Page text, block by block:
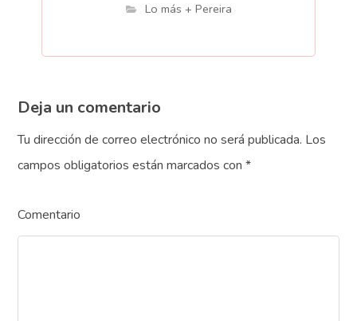
Lo más + Pereira
Deja un comentario
Tu dirección de correo electrónico no será publicada. Los
campos obligatorios están marcados con*
Comentario